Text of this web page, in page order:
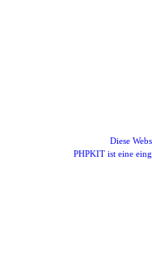
Diese
PHPKIT ist eine